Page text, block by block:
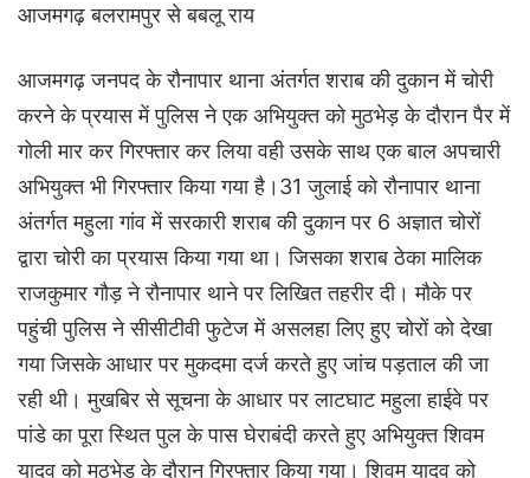
आजमगढ़ बलरामपुर से बबलू राय
आजमगढ़ जनपद के रौनापार थाना अंतर्गत शराब की दुकान में चोरी
करने के प्रयास में पुलिस ने एक अभियुक्त को मुठभेड़ के दौरान पैर में
गोली मार कर गिरफ्तार कर लिया वही उसके साथ एक बाल अपचारी
अभियुक्त भी गिरफ्तार किया गया है।31 जुलाई को रौनापार थाना
अंतर्गत महुला गांव में सरकारी शराब की दुकान पर 6 अज्ञात चोरों
द्वारा चोरी का प्रयास किया गया था। जिसका शराब ठेका मालिक
राजकुमार गौड़ ने रौनापार थाने पर लिखित तहरीर दी। मौके पर
पहुंची पुलिस ने सीसीटीवी फुटेज में असलहा लिए हुए चोरों को देखा
गया जिसके आधार पर मुकदमा दर्ज करते हुए जांच पड़ताल की जा
रही थी। मुखबिर से सूचना के आधार पर लाटघाट महुला हाईवे पर
पांडे का पूरा स्थित पुल के पास घेराबंदी करते हुए अभियुक्त शिवम
यादव को मुठभेड़ के दौरान गिरफ्तार किया गया। शिवम यादव को